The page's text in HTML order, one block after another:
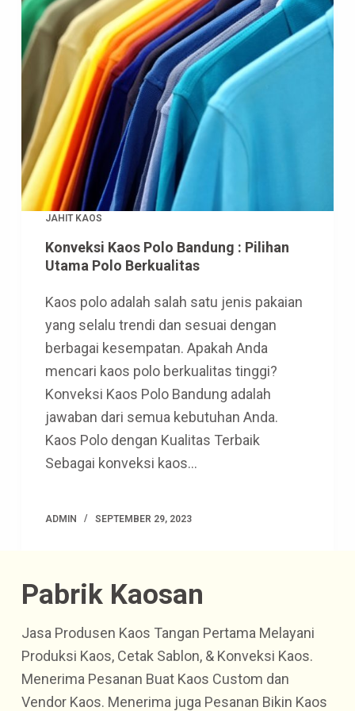
JAHIT KAOS
Konveksi Kaos Polo Bandung : Pilihan
Utama Polo Berkualitas
Kaos polo adalah salah satu jenis pakaian
yang selalu trendi dan sesuai dengan
berbagai kesempatan. Apakah Anda
mencari kaos polo berkualitas tinggi?
Konveksi Kaos Polo Bandung adalah
jawaban dari semua kebutuhan Anda.
Kaos Polo dengan Kualitas Terbaik
Sebagai konveksi kaos…
ADMIN SEPTEMBER 29, 2023
Pabrik Kaosan
Jasa Produsen Kaos Tangan Pertama Melayani
Produksi Kaos, Cetak Sablon, & Konveksi Kaos.
Menerima Pesanan Buat Kaos Custom dan
Vendor Kaos. Menerima juga Pesanan Bikin Kaos